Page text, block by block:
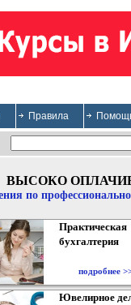
Правила
ВЫСОКО
по
Практическая
бухгалтерия
подробнее
Ювелирное